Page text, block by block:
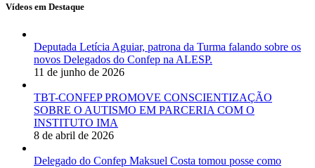
Vídeos em Destaque
Deputada Letícia Aguiar, patrona da Turma falando sobre os
novos Delegados do Confep na ALESP.
11 de junho de 2026
TBT-CONFEP PROMOVE CONSCIENTIZAÇÃO
SOBRE O AUTISMO EM PARCERIA COM O
INSTITUTO IMA
8 de abril de 2026
Delegado do Confep Maksuel Costa tomou posse como